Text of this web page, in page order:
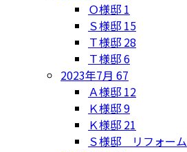
Ｏ様邸 1
Ｓ様邸 15
Ｔ様邸 28
Ｔ様邸6
2023年7月 67
Ａ様邸 12
Ｋ様邸9
Ｋ様邸 21
Ｓ様邸 リフォーム